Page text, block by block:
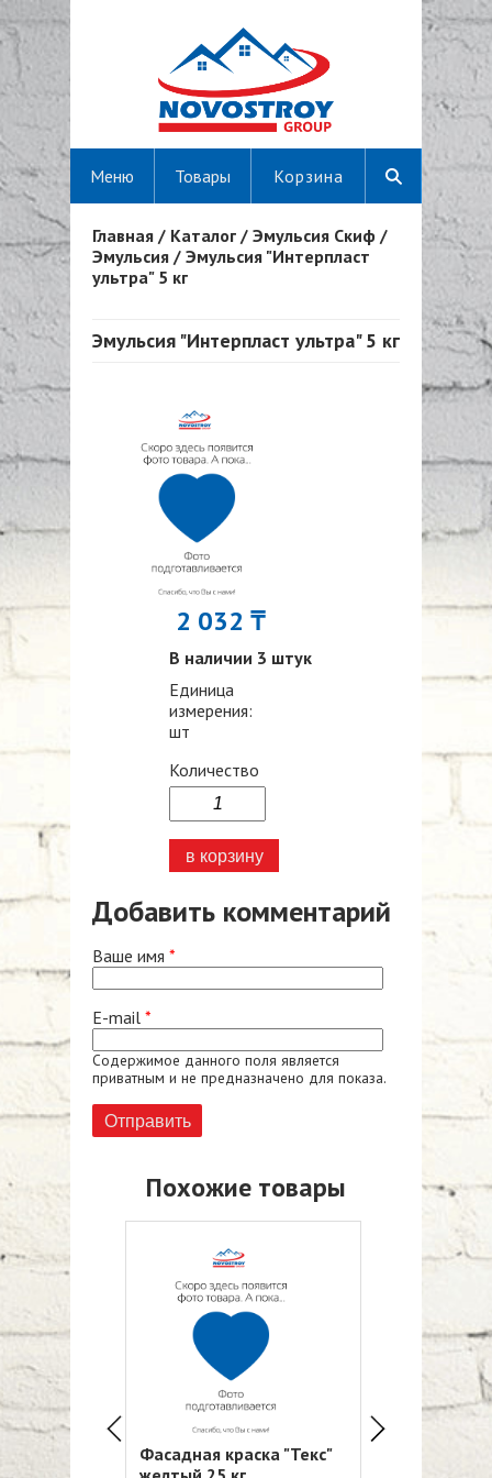
Корзина
Меню Товары
Вы здесь
Главная / Каталог / Эмульсия Скиф /
Эмульсия / Эмульсия "Интерпласт
ультра" 5 кг
Эмульсия "Интерпласт ультра" 5 кг
2 032 ₸
В наличии 3 штук
Единица
измерения:
шт
Количество
Добавить комментарий
Ваше имя *
E-mail *
Содержимое данного поля является
приватным и не предназначено для показа.
Похожие товары
Фасадная краска "Текс"